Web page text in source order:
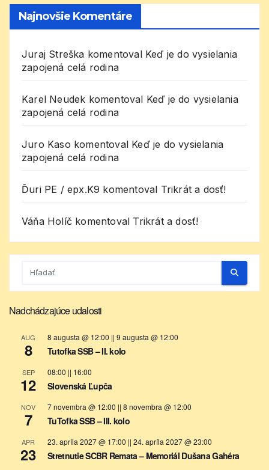
Najnovšie Komentáre
Juraj Streška komentoval Keď je do vysielania
zapojená celá rodina
Karel Neudek komentoval Keď je do vysielania
zapojená celá rodina
Juro Kaso komentoval Keď je do vysielania
zapojená celá rodina
Ďuri PE / epx.K9 komentoval Trikrát a dosť!
Váňa Holíč komentoval Trikrát a dosť!
Nadchádzajúce udalosti
AUG
8
8 augusta @ 12:00 || 9 augusta @ 12:00
Tutofka SSB – II. kolo
SEP
12
08:00 || 16:00
Slovenská Ľupča
NOV
7
7 novembra @ 12:00 || 8 novembra @ 12:00
TuTofka SSB – III. kolo
APR
23
23. apríla 2027 @ 17:00 || 24. apríla 2027 @ 23:00
Stretnutie SCBR Remata – Memoriál Dušana Gahéra